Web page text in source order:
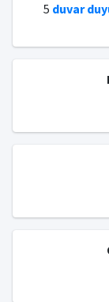
5 duvar